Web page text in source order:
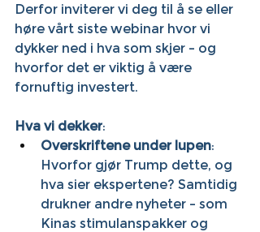
Derfor inviterer vi deg til å se eller
høre vårt siste webinar hvor vi
dykker ned i hva som skjer – og
hvorfor det er viktig å være
fornuftig investert.
Hva vi dekker:
Overskriftene under lupen:
Hvorfor gjør Trump dette, og
hva sier ekspertene? Samtidig
drukner andre nyheter – som
Kinas stimulanspakker og